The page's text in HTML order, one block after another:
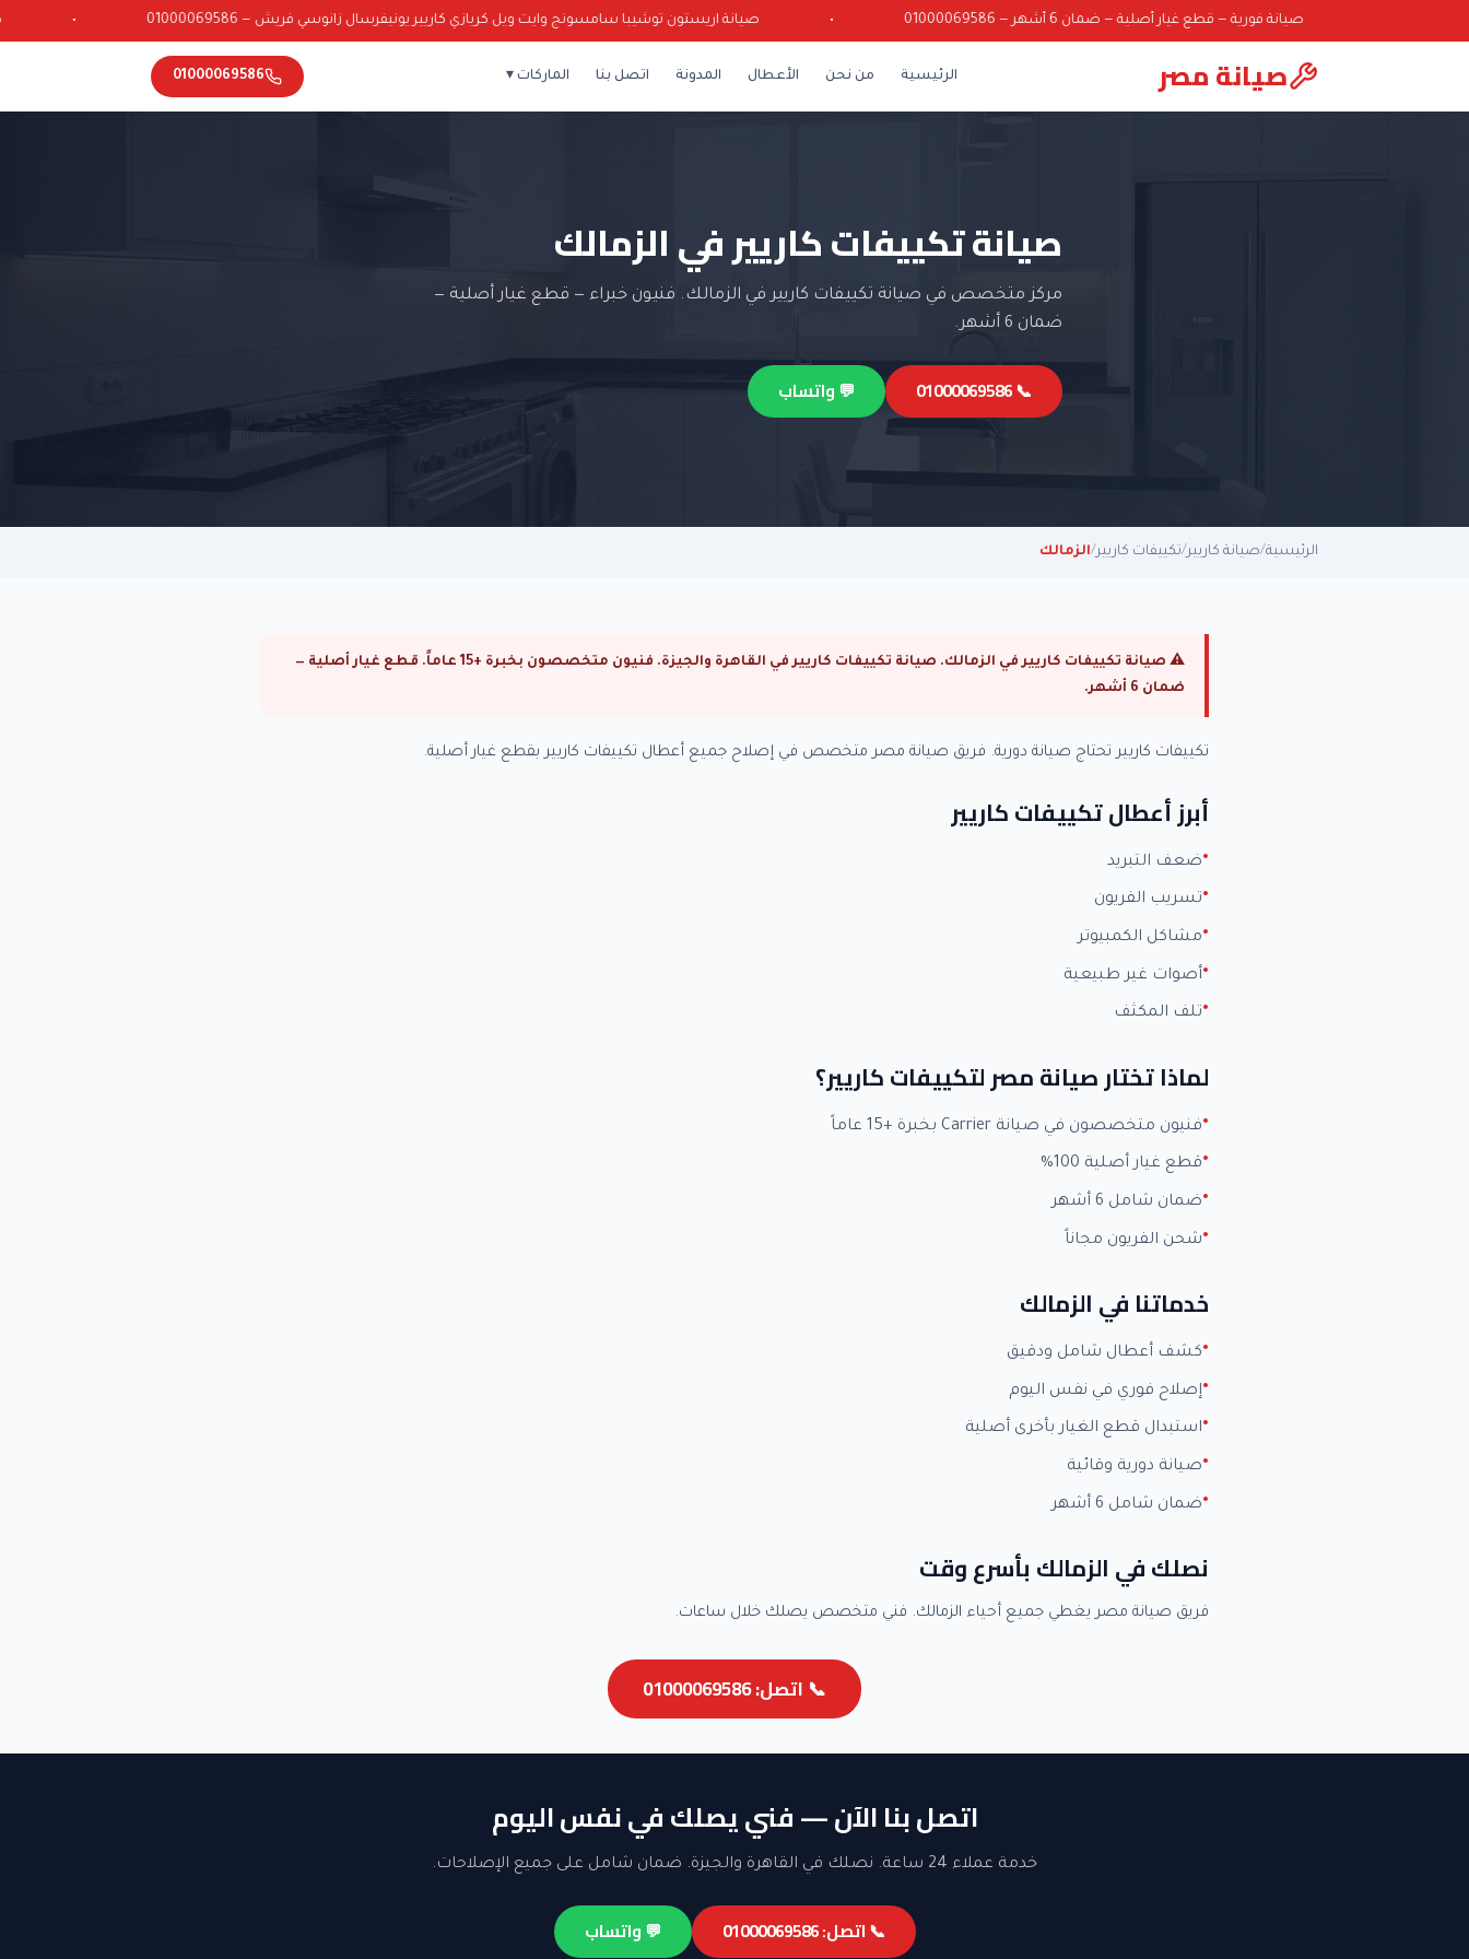
صيانة فورية — قطع غيار أصلية — ضمان 6 أشهر — 01000069586 صيانة اريستون توشيبا سامسونج وايت ويل كريازي كاريير يونيفرسال زانوسي فريش — 01000069586
صيانة مصر الرئيسية من نحن الأعطال المدونة اتصل بنا الماركات ▾ 01000069586
صيانة تكييفات كاريير في الزمالك
مركز متخصص في صيانة تكييفات كاريير في الزمالك. فنيون خبراء — قطع غيار أصلية —
ضمان 6 أشهر.
📞 01000069586 💬 واتساب
الرئيسية/صيانة كاريير/تكييفات كاريير/الزمالك
⚠ صيانة تكييفات كاريير في الزمالك. صيانة تكييفات كاريير في القاهرة والجيزة. فنيون متخصصون بخبرة +15 عاماً. قطع غيار أصلية —
ضمان 6 أشهر.
تكييفات كاريير تحتاج صيانة دورية. فريق صيانة مصر متخصص في إصلاح جميع أعطال تكييفات كاريير بقطع غيار أصلية.
أبرز أعطال تكييفات كاريير
ضعف التبريد
تسريب الفريون
مشاكل الكمبيوتر
أصوات غير طبيعية
تلف المكثف
لماذا تختار صيانة مصر لتكييفات كاريير؟
فنيون متخصصون في صيانة Carrier بخبرة +15 عاماً
قطع غيار أصلية 100%
ضمان شامل 6 أشهر
شحن الفريون مجاناً
خدماتنا في الزمالك
كشف أعطال شامل ودقيق
إصلاح فوري في نفس اليوم
استبدال قطع الغيار بأخرى أصلية
صيانة دورية وقائية
ضمان شامل 6 أشهر
نصلك في الزمالك بأسرع وقت
فريق صيانة مصر يغطي جميع أحياء الزمالك. فني متخصص يصلك خلال ساعات.
📞 اتصل: 01000069586
اتصل بنا الآن — فني يصلك في نفس اليوم
خدمة عملاء 24 ساعة. نصلك في القاهرة والجيزة. ضمان شامل على جميع الإصلاحات.
📞 اتصل: 01000069586 💬 واتساب